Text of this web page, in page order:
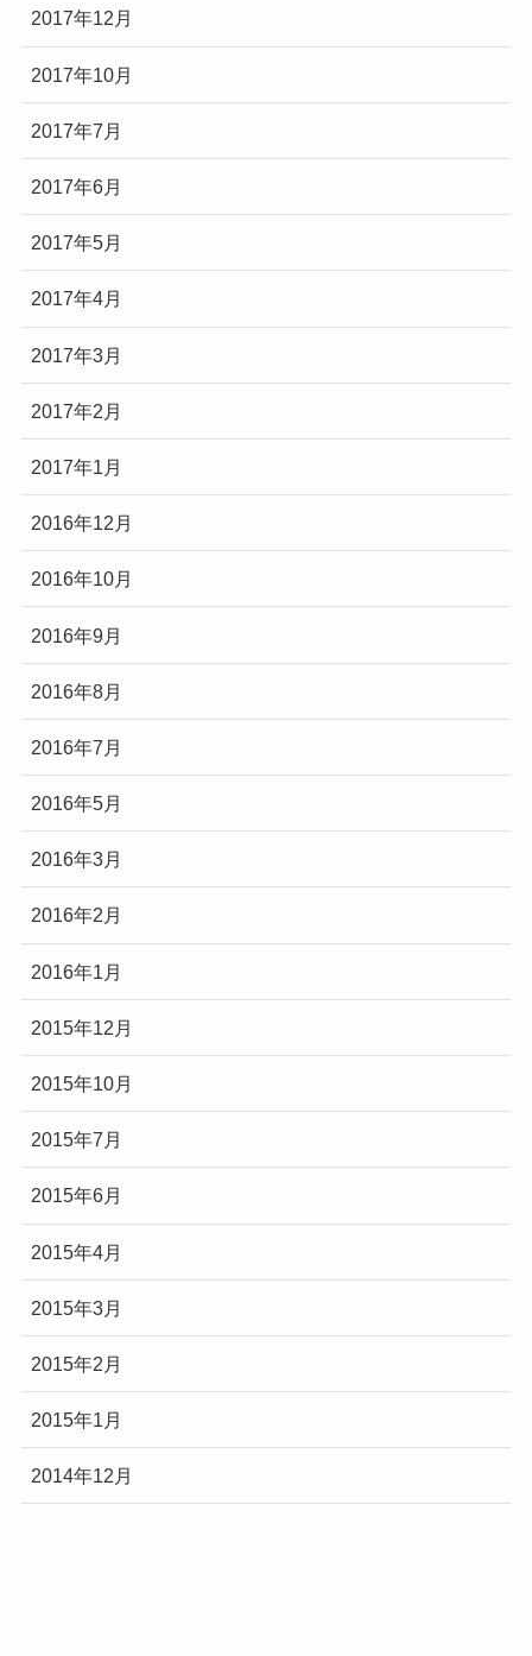
2017年12月
2017年10月
2017年7月
2017年6月
2017年5月
2017年4月
2017年3月
2017年2月
2017年1月
2016年12月
2016年10月
2016年9月
2016年8月
2016年7月
2016年5月
2016年3月
2016年2月
2016年1月
2015年12月
2015年10月
2015年7月
2015年6月
2015年4月
2015年3月
2015年2月
2015年1月
2014年12月